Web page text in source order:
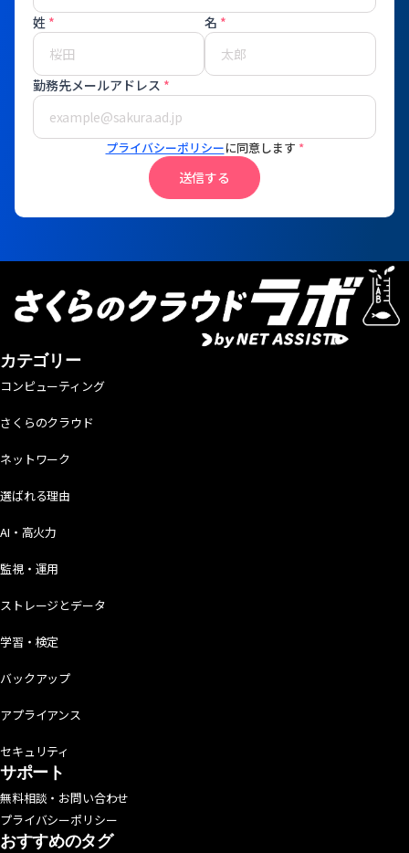
姓 * 名 *
勤務先メールアドレス *
プライバシーポリシーに同意します *
送信する
カテゴリー
コンピューティング
さくらのクラウド
ネットワーク
選ばれる理由
AI・高火力
監視・運用
ストレージとデータ
学習・検定
バックアップ
アプライアンス
セキュリティ
サポート
無料相談・お問い合わせ
プライバシーポリシー
おすすめのタグ